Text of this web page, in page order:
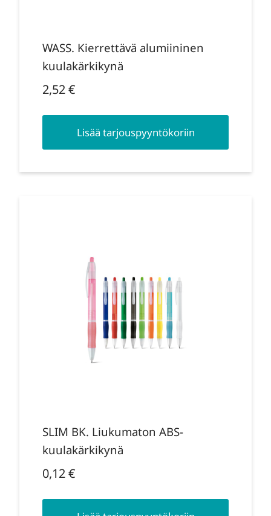
WASS. Kierrettävä alumiininen
kuulakärkikynä
2,52€
Lisää tarjouspyyntökoriin
SLIM BK. Liukumaton ABS-
kuulakärkikynä
0,12€